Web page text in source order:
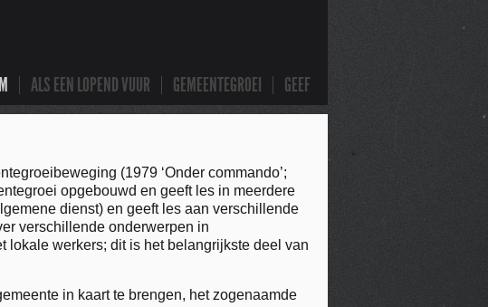
ALS EEN LOPEND VUUR GEMEENTEGROEI GEEF
(1979 ‘Onder commando’;
opgebouwd en geeft les in meerdere
dienst) en geeft les aan verschillende
verschillende onderwerpen in
lokale werkers; dit is het belangrijkste deel van
in kaart te brengen, het zogenaamde